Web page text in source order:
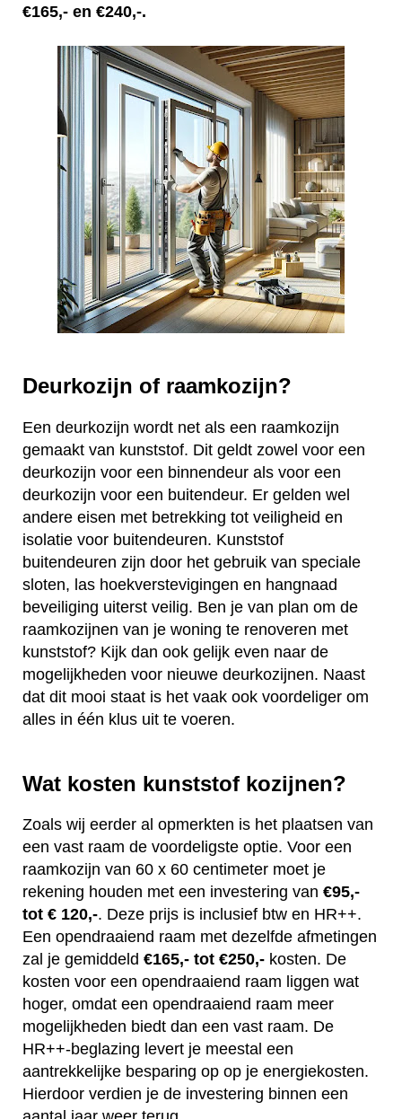
€165,- en €240,-.
Deurkozijn of raamkozijn?
Een deurkozijn wordt net als een raamkozijn
gemaakt van kunststof. Dit geldt zowel voor een
deurkozijn voor een binnendeur als voor een
deurkozijn voor een buitendeur. Er gelden wel
andere eisen met betrekking tot veiligheid en
isolatie voor buitendeuren. Kunststof
buitendeuren zijn door het gebruik van speciale
sloten, las hoekverstevigingen en hangnaad
beveiliging uiterst veilig. Ben je van plan om de
raamkozijnen van je woning te renoveren met
kunststof? Kijk dan ook gelijk even naar de
mogelijkheden voor nieuwe deurkozijnen. Naast
dat dit mooi staat is het vaak ook voordeliger om
alles in één klus uit te voeren.
Wat kosten kunststof kozijnen?
Zoals wij eerder al opmerkten is het plaatsen van
een vast raam de voordeligste optie. Voor een
raamkozijn van 60 x 60 centimeter moet je
rekening houden met een investering van €95,-
tot € 120,-. Deze prijs is inclusief btw en HR++.
Een opendraaiend raam met dezelfde afmetingen
zal je gemiddeld €165,- tot €250,- kosten. De
kosten voor een opendraaiend raam liggen wat
hoger, omdat een opendraaiend raam meer
mogelijkheden biedt dan een vast raam. De
HR++-beglazing levert je meestal een
aantrekkelijke besparing op op je energiekosten.
Hierdoor verdien je de investering binnen een